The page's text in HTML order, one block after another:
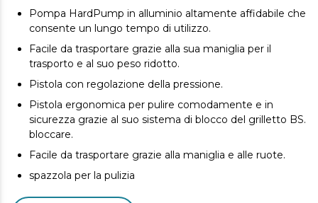
Pompa HardPump in alluminio altamente affidabile che
consente un lungo tempo di utilizzo.
Facile da trasportare grazie alla sua maniglia per il
trasporto e al suo peso ridotto.
Pistola con regolazione della pressione.
Pistola ergonomica per pulire comodamente e in
sicurezza grazie al suo sistema di blocco del grilletto BS.
bloccare.
Facile da trasportare grazie alla maniglia e alle ruote.
spazzola per la pulizia
Accessorio speciale per pavimenti